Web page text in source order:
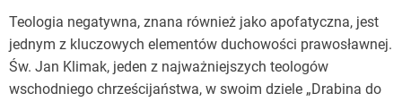
Teologia negatywna, znana również jako apofatyczna, jest
jednym z kluczowych elementów duchowości prawosławnej.
Św. Jan Klimak, jeden z najważniejszych teologów
wschodniego chrześcijaństwa, w swoim dziele „Drabina do